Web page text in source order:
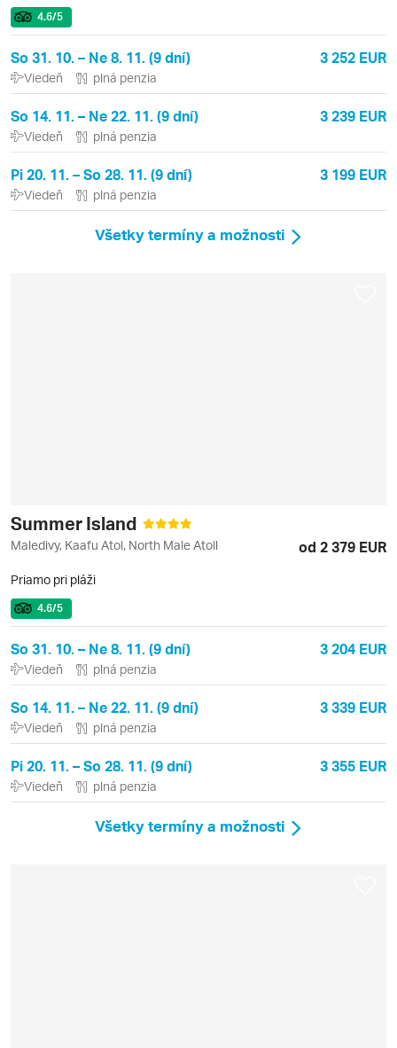
4.6/5
So 31. 10. – Ne 8. 11. (9 dní) 3 252 EUR
Viedeň plná penzia
So 14. 11. – Ne 22. 11. (9 dní) 3 239 EUR
Viedeň plná penzia
Pi 20. 11. – So 28. 11. (9 dní) 3 199 EUR
Viedeň plná penzia
Všetky termíny a možnosti
Summer Island
Maledivy, Kaafu Atol, North Male Atoll od 2 379 EUR
Priamo pri pláži
4.6/5
So 31. 10. – Ne 8. 11. (9 dní) 3 204 EUR
Viedeň plná penzia
So 14. 11. – Ne 22. 11. (9 dní) 3 339 EUR
Viedeň plná penzia
Pi 20. 11. – So 28. 11. (9 dní) 3 355 EUR
Viedeň plná penzia
Všetky termíny a možnosti